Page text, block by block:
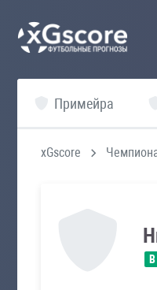
Примейра
xGscore
В